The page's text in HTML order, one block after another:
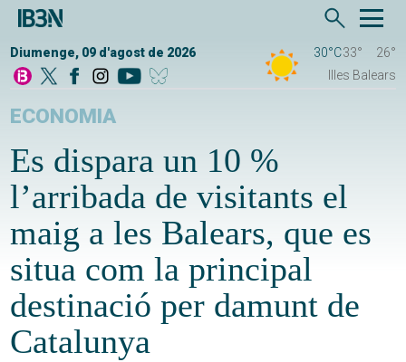
Diumenge, 09 d'agost de 2026 30°C33°
26°
Illes Balears
ECONOMIA
Es dispara un 10 %
l’arribada de visitants el
maig a les Balears, que es
situa com la principal
destinació per damunt de
Catalunya